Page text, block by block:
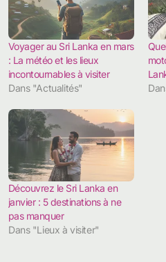
Voyager au Sri Lanka en mars
: La météo et les lieux
incontournables à visiter
Dans "Actualités"
Découvrez le Sri Lanka en
janvier : 5 destinations à ne
pas manquer
Dans "Lieux à visiter"